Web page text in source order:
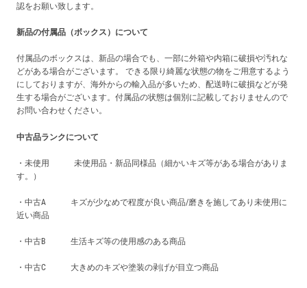
認をお願い致します。
新品の付属品（ボックス）について
付属品のボックスは、新品の場合でも、一部に外箱や内箱に破損や汚れな
どがある場合がございます。 できる限り綺麗な状態の物をご用意するよう
にしておりますが、海外からの輸入品が多いため、配送時に破損などが発
生する場合がございます。付属品の状態は個別に記載しておりませんので
お問い合わせください。
中古品ランクについて
・未使用 未使用品・新品同様品（細かいキズ等がある場合がありま
す。）
・中古A キズが少なめで程度が良い商品/磨きを施してあり未使用に
近い商品
・中古B 生活キズ等の使用感のある商品
・中古C 大きめのキズや塗装の剥げが目立つ商品